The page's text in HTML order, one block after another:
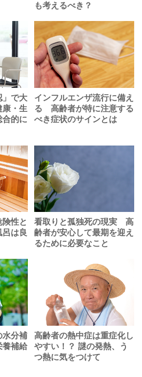
も考えるべき？
」で大
・生
合的に
インフルエンザ流行に備え
る 高齢者が特に注意する
べき症状のサインとは
性と
は良
看取りと孤独死の現実 高
齢者が安心して最期を迎え
るために必要なこと
水分補
補給
高齢者の熱中症は重症化し
やすい！？ 謎の発熱、う
つ熱に気をつけて